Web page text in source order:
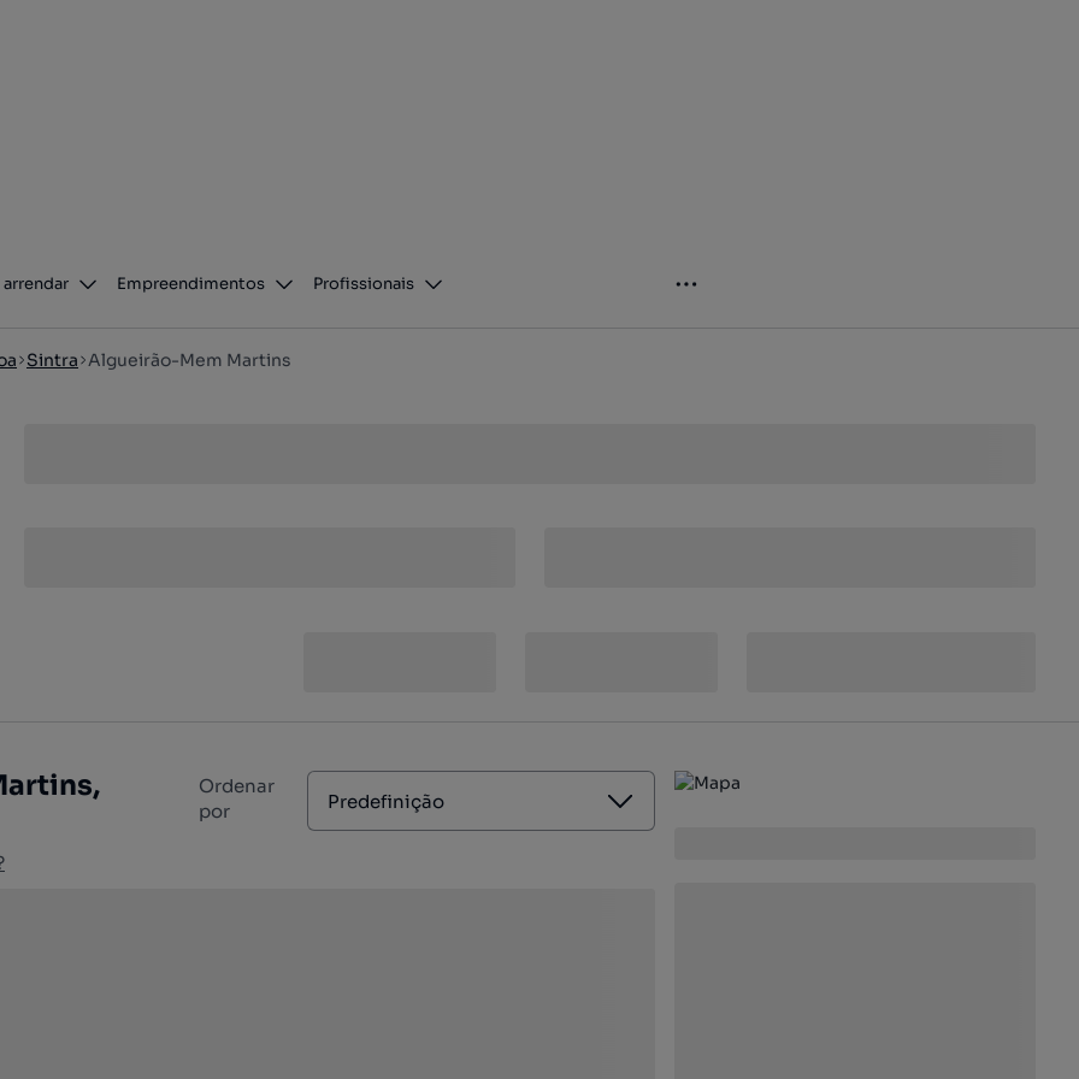
arrendar Empreendimentos Profissionais
Sintra Algueirão-Mem Martins
Ordenar
por
Predefinição